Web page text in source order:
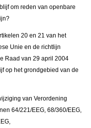
om reden van openbare
20 en 21 van het
Unie en de richtlijn
Raad van 29 april 2004
op het grondgebied van de
van Verordening
64/221/EEG, 68/360/EEG,